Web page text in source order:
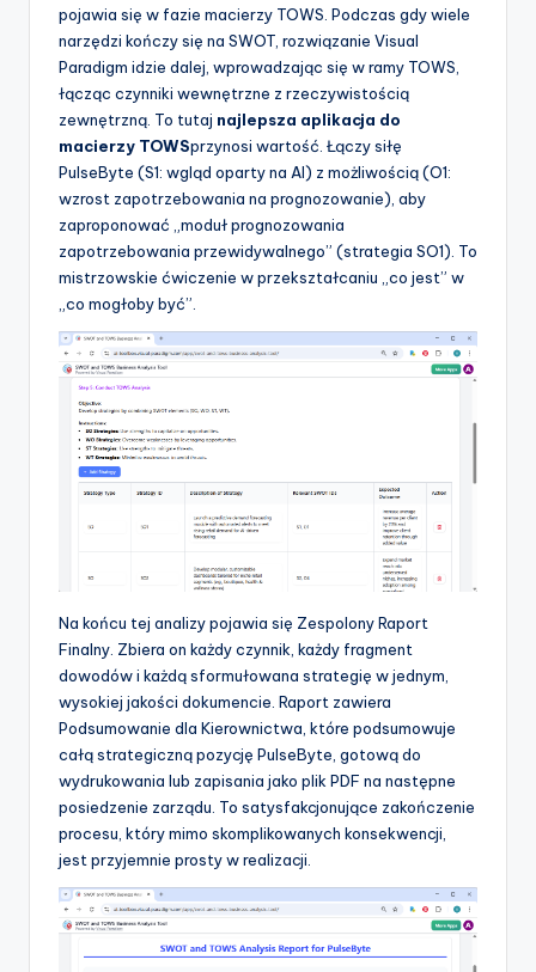
pojawia się w fazie macierzy TOWS. Podczas gdy wiele
narzędzi kończy się na SWOT, rozwiązanie Visual
Paradigm idzie dalej, wprowadzając się w ramy TOWS,
łącząc czynniki wewnętrzne z rzeczywistością
zewnętrzną. To tutaj najlepsza aplikacja do
macierzy TOWSprzynosi wartość. Łączy siłę
PulseByte (S1: wgląd oparty na AI) z możliwością (O1:
wzrost zapotrzebowania na prognozowanie), aby
zaproponować „moduł prognozowania
zapotrzebowania przewidywalnego” (strategia SO1). To
mistrzowskie ćwiczenie w przekształcaniu „co jest” w
„co mogłoby być”.
Na końcu tej analizy pojawia się Zespolony Raport
Finalny. Zbiera on każdy czynnik, każdy fragment
dowodów i każdą sformułowana strategię w jednym,
wysokiej jakości dokumencie. Raport zawiera
Podsumowanie dla Kierownictwa, które podsumowuje
całą strategiczną pozycję PulseByte, gotową do
wydrukowania lub zapisania jako plik PDF na następne
posiedzenie zarządu. To satysfakcjonujące zakończenie
procesu, który mimo skomplikowanych konsekwencji,
jest przyjemnie prosty w realizacji.